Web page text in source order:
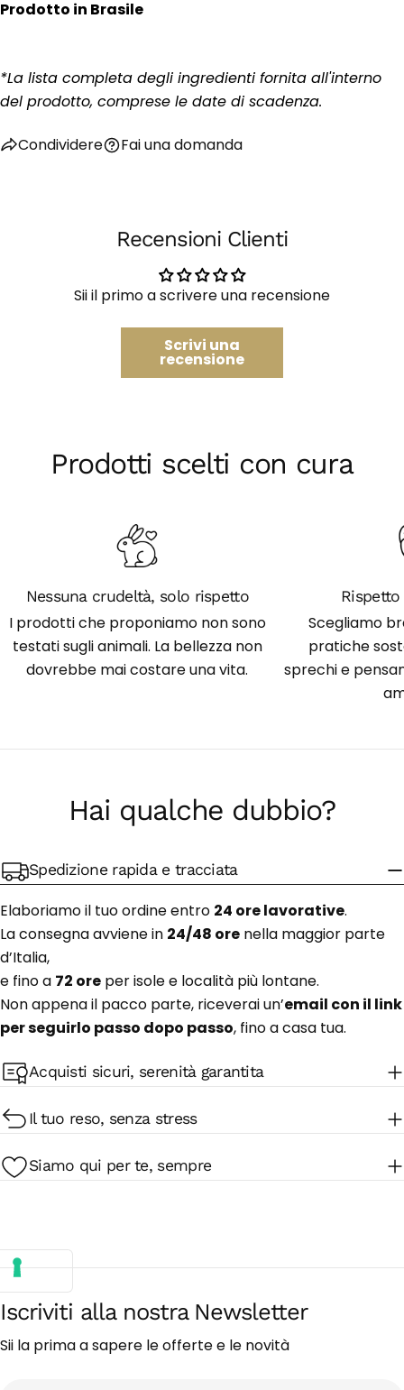
Prodotto in Brasile
*La lista completa degli ingredienti fornita all'interno
del prodotto, comprese le date di scadenza.
CondividereCondividi questo prodotto
Facebook
Fai una domanda
nome
La
Il
messaggio
I campi contrassegnati * sono obbligatori.
Invia Domanda
Recensioni Clienti
Sii il primo a scrivere una recensione
Scrivi una
recensione
Prodotti scelti con cura
Nessuna crudeltà, solo rispetto
I prodotti che proponiamo non sono
testati sugli animali. La bellezza non
dovrebbe mai costare una vita.
Scegliamo
pratiche
sprechi e
Hai qualche dubbio?
Spedizione rapida e tracciata
Elaboriamo il tuo ordine entro 24 ore lavorative.
La consegna avviene in 24/48 ore nella maggior parte
d’Italia,
e fino a 72 ore per isole e località più lontane.
Non appena il pacco parte, riceverai un’email con il link
per seguirlo passo dopo passo, fino a casa tua.
Acquisti sicuri, serenità garantita
Il tuo reso, senza stress
Siamo qui per te, sempre
Iscriviti alla nostra Newsletter
Sii la prima a sapere le offerte e le novità